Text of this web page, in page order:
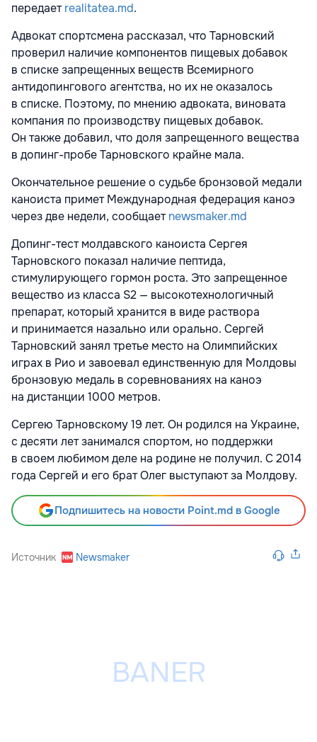
передаетrealitatea.md.
Адвокат спортсмена рассказал, что Тарновский
проверил наличие компонентов пищевых добавок
в списке запрещенных веществ Всемирного
антидопингового агентства, но их не оказалось
в списке. Поэтому, по мнению адвоката, виновата
компания по производству пищевых добавок.
Он также добавил, что доля запрещенного вещества
в допинг-пробе Тарновского крайне мала.
Окончательное решение о судьбе бронзовой медали
каноиста примет Международная федерация каноэ
через две недели, сообщаетnewsmaker.md
Допинг-тест молдавского каноиста Сергея
Тарновского показал наличие пептида,
стимулирующего гормон роста. Это запрещенное
вещество из класса S2 — высокотехнологичный
препарат, который хранится в виде раствора
и принимается назально или орально. Сергей
Тарновский занял третье место на Олимпийских
играх в Рио и завоевал единственную для Молдовы
бронзовую медаль в соревнованиях на каноэ
на дистанции 1000 метров.
Сергею Тарновскому 19 лет. Он родился на Украине,
с десяти лет занимался спортом, но поддержки
в своем любимом деле на родине не получил. С 2014
года Сергей и его брат Олег выступают за Молдову.
Подпишитесь на новости Point.md в Google
Источник Newsmaker